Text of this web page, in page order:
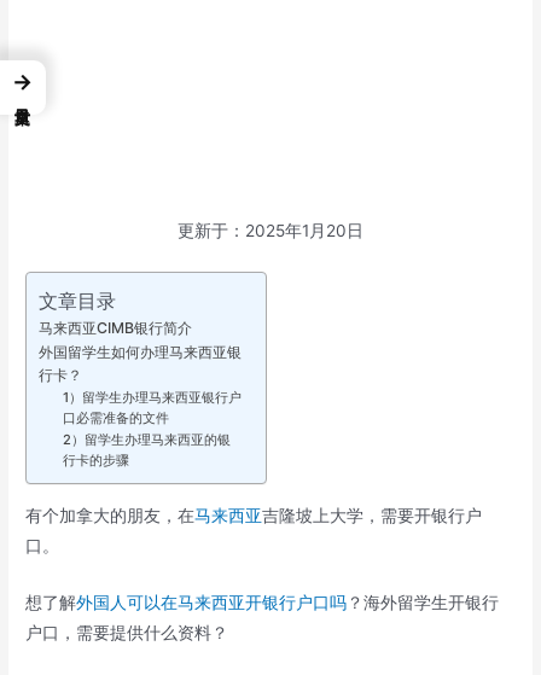
更新于：2025年1月20日
文章目录
马来西亚CIMB银行简介
外国留学生如何办理马来西亚银
行卡？
1）留学生办理马来西亚银行户
口必需准备的文件
2）留学生办理马来西亚的银
行卡的步骤
有个加拿大的朋友，在马来西亚吉隆坡上大学，需要开银行户
口。
想了解外国人可以在马来西亚开银行户口吗 ？海外留学生开银行
户口，需要提供什么资料？
→